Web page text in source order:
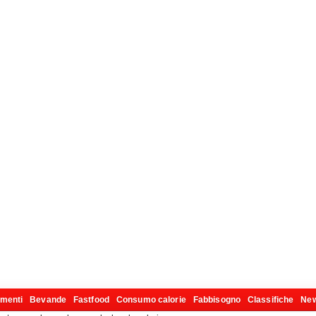
Bevande Fastfood Consumo calorie Fabbisogno Classifiche